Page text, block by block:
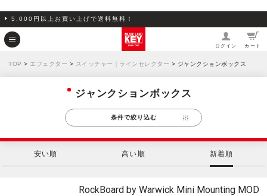
5,000円以上お買い上げで送料無料！
ログイン カート
TOP > エフェクター > スイッチャー｜ラインセレクター > ジャンクションボックス
ジャンクションボックス
条件で絞り込む
安い順 高い順 新着順
RockBoard by Warwick Mini Mounting MOD